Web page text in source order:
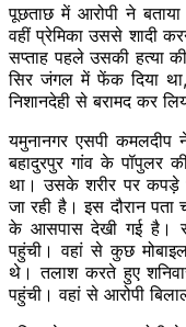
पूछताछ में आरोपी ने
वहीं प्रेमिका उससे शादी
सप्ताह पहले उसकी हत्या
सिर जंगल में फेंक दिया
निशानदेही से बरामद कर
यमुनानगर एसपी कमलदीप
बहादुरपुर गांव के पॉपुलर
था। उसके शरीर पर कपड़े
जा रही है। इस दौरान
के आसपास देखी गई है।
पहुंची। वहां से कुछ
थे। तलाश करते हुए
पहुंची। वहां से आरोपी